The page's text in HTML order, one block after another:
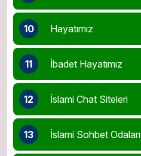
10 Hayatımız
11 İbadet Hayatımız
12 İslami Chat Siteleri
13 İslami Sohbet Odaları